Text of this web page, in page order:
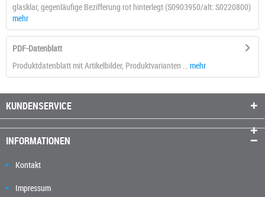
glasklar, gegenläufige Bezifferung rot hinterlegt (S0903950/alt: S0220800)
mehr
PDF-Datenblatt
Produktdatenblatt mit Artikelbilder, Produktvarianten ... mehr
KUNDENSERVICE
INFORMATIONEN
Kontakt
Impressum